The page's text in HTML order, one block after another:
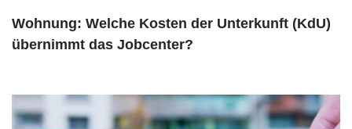
Wohnung: Welche Kosten der Unterkunft (KdU)
übernimmt das Jobcenter?